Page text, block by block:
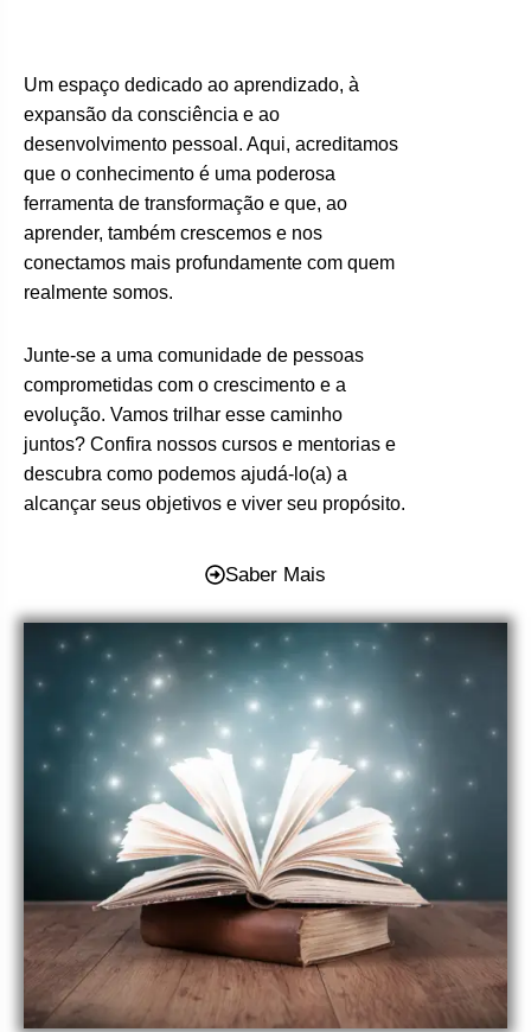
Um espaço dedicado ao aprendizado, à
expansão da consciência e ao
desenvolvimento pessoal. Aqui, acreditamos
que o conhecimento é uma poderosa
ferramenta de transformação e que, ao
aprender, também crescemos e nos
conectamos mais profundamente com quem
realmente somos.
Junte-se a uma comunidade de pessoas
comprometidas com o crescimento e a
evolução. Vamos trilhar esse caminho
juntos? Confira nossos cursos e mentorias e
descubra como podemos ajudá-lo(a) a
alcançar seus objetivos e viver seu propósito.
Saber Mais